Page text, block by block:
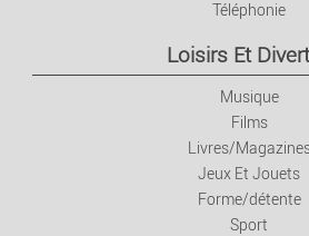
Livres/Magazines
Téléphonie
Loisirs Et
Musique
Films
Livres/
Jeux Et Jouets
Forme/détente
Sport